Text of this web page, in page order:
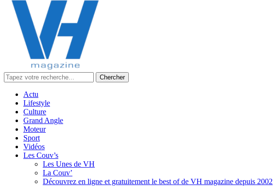
Chercher
Actu
Lifestyle
Culture
Grand Angle
Moteur
Sport
Vidéos
Les Couv’s
Les Unes de VH
La Couv’
Découvrez en ligne et gratuitement le best of de VH magazine depuis 2002